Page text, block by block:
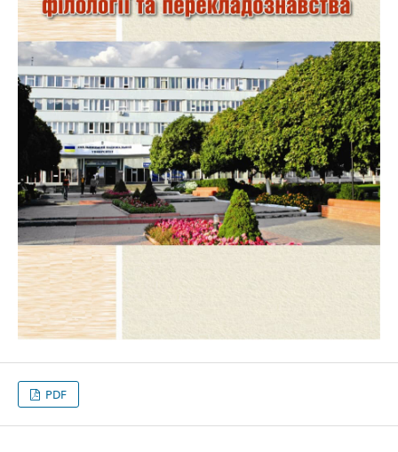
PDF